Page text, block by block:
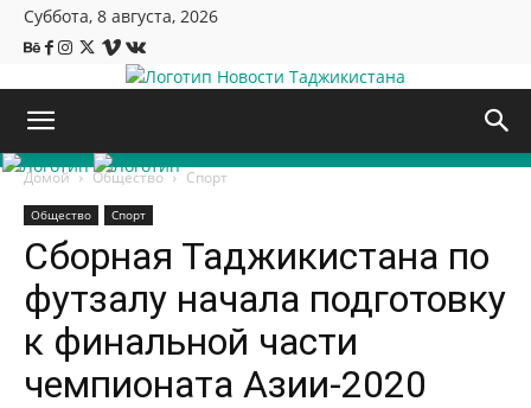
Суббота, 8 августа, 2026
Новости Таджикистана
Домой Общество Спорт
Общество Спорт
Сборная Таджикистана по
футзалу начала подготовку
к финальной части
чемпионата Азии-2020